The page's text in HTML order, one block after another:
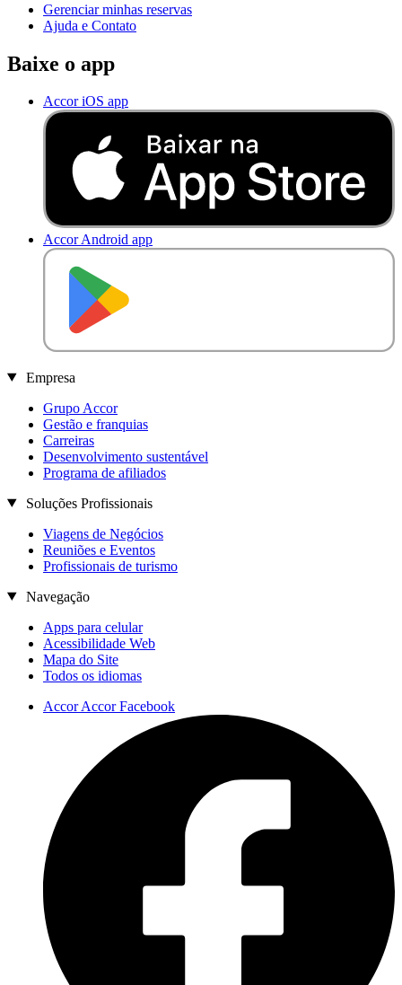
Gerenciar minhas reservas
Ajuda e Contato
Baixe o app
Accor iOS app
Accor Android app
Empresa
Grupo Accor
Gestão e franquias
Carreiras
Desenvolvimento sustentável
Programa de afiliados
Soluções Profissionais
Viagens de Negócios
Reuniões e Eventos
Profissionais de turismo
Navegação
Apps para celular
Acessibilidade Web
Mapa do Site
Todos os idiomas
Accor Accor Facebook